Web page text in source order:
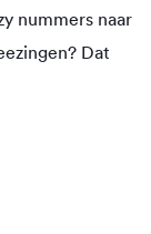
nummers naar
Dat